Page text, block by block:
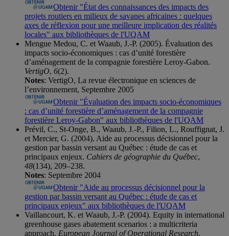
Obtenir "État des connaissances des impacts des
projets routiers en milieux de savanes africaines : quelques
axes de réflexion pour une meilleure implication des réalités
locales" aux bibliothèques de l'UQAM
Mengue Medou, C. et Waaub, J.-P. (2005). Évaluation des
impacts socio-économiques : cas d’unité forestière
d’aménagement de la compagnie forestière Leroy-Gabon.
VertigO, 6(2).
Notes: VertigO, La revue électronique en sciences de
l’environnement, Septembre 2005
Obtenir "Évaluation des impacts socio-économiques
: cas d’unité forestière d’aménagement de la compagnie
forestière Leroy-Gabon" aux bibliothèques de l'UQAM
Prévil, C., St-Onge, B., Waaub, J.-P., Filion, L., Rouffignat, J.
et Mercier, G. (2004). Aide au processus décisionnel pour la
gestion par bassin versant au Québec : étude de cas et
principaux enjeux. Cahiers de géographie du Québec,
48(134), 209–238.
Notes: Septembre 2004
Obtenir "Aide au processus décisionnel pour la
gestion par bassin versant au Québec : étude de cas et
principaux enjeux" aux bibliothèques de l'UQAM
Vaillancourt, K. et Waaub, J.-P. (2004). Equity in international
greenhouse gases abatement scenarios : a multicriteria
approach. European Journal of Operational Research,